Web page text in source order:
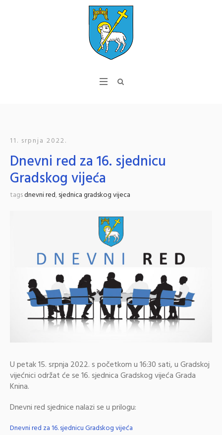
11. srpnja 2022.
Dnevni red za 16. sjednicu
Gradskog vijeća
tagsdnevni red,sjednica gradskog vijeca
U petak 15. srpnja 2022. s početkom u 16:30 sati, u Gradskoj
vijećnici održat će se 16. sjednica Gradskog vijeća Grada
Knina.
Dnevni red sjednice nalazi se u prilogu:
Dnevni red za 16. sjednicu Gradskog vijeća